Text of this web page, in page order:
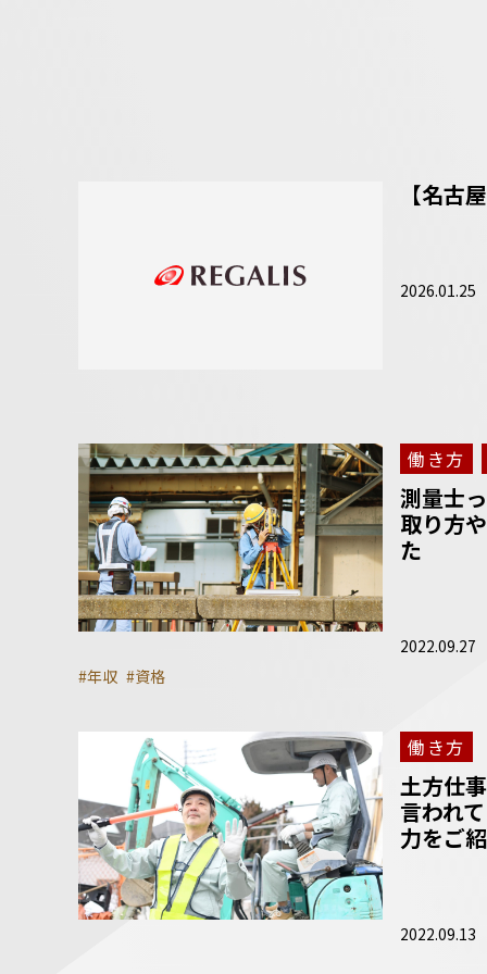
【名古
2026.01.25
働き方
測量士
取り方
た
2022.09.27
#年収 #資格
働き方
土方仕
言われ
力をご
2022.09.13